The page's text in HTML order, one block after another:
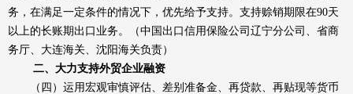
务，在满足一定条件的情况下，优先给予支持。支持赊销期限在90天
以上的长账期出口业务。（中国出口信用保险公司辽宁分公司、省商
务厅、大连海关、沈阳海关负责）
二、大力支持外贸企业融资
（四）运用宏观审慎评估、差别准备金、再贷款、再贴现等货币